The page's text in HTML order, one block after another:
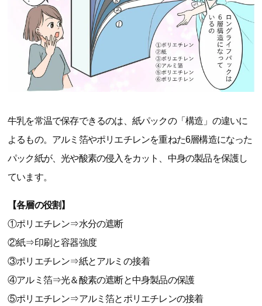
牛乳を常温で保存できるのは、紙パックの「構造」の違いに
よるもの。アルミ箔やポリエチレンを重ねた6層構造になった
パック紙が、光や酸素の侵入をカット、中身の製品を保護し
ています。
【各層の役割】
①ポリエチレン⇒水分の遮断
②紙⇒印刷と容器強度
③ポリエチレン⇒紙とアルミの接着
④アルミ箔⇒光＆酸素の遮断と中身製品の保護
⑤ポリエチレン⇒アルミ箔とポリエチレンの接着